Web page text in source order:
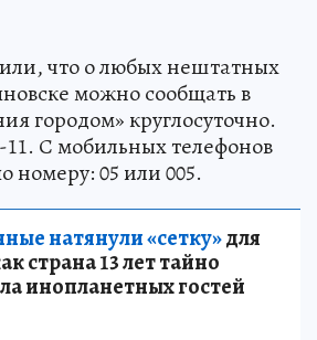
что о любых нештатных
можно сообщать в
городом» круглосуточно.
С мобильных телефонов
номеру: 05 или 005.
натянули «сетку»для
страна 13 лет тайно
инопланетных гостей